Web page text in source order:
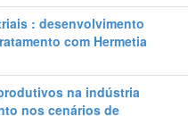
: desenvolvimento
com Hermetia
na indústria
nos cenários de